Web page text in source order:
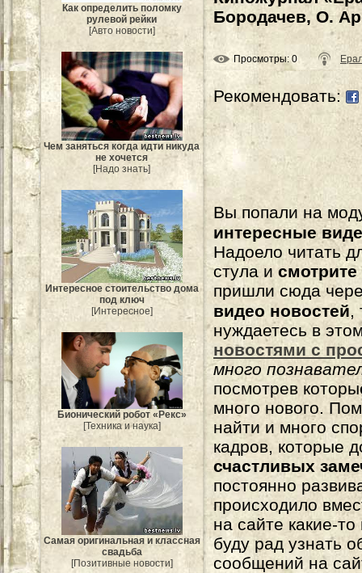
Как определить поломку
рулевой рейки
[Авто новости]
Чем заняться когда идти никуда
не хочется
[Надо знать]
Интересное стоительство дома
под ключ
[Интересное]
Бионический робот «Рекс»
[Техника и наука]
Самая оригинальная и классная
свадьба
[Позитивные новости]
Бородачев, О.
Просмотры: 0
Рекомендовать:
Вы попали на
интересные
Надоело читать
стула и
пришли сюда
видео новостей,
нуждаетесь в
новостями с
много
посмотрев
много нового.
найти и много
кадров, которые
счастливых
постоянно
происходило
на сайте какие-
буду рад узнать
сообщений на